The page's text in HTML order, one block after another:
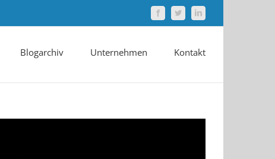
FacebookTwitterLinkedIn
Blogarchiv Unternehmen Kontakt